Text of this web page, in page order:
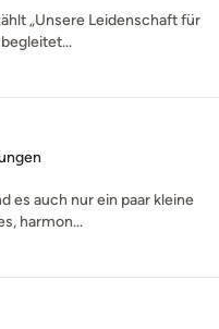
„Unsere Leidenschaft für
von 5 Sternen
es auch nur ein paar kleine
harmon...